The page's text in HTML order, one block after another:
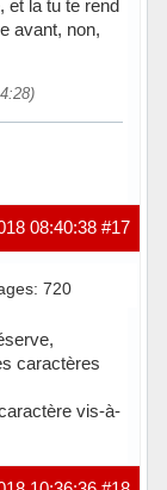
et la tu te rend
avant, non,
#17
08:40:38
720
caractères
vis-à-